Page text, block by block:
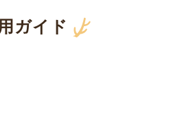
ガイド